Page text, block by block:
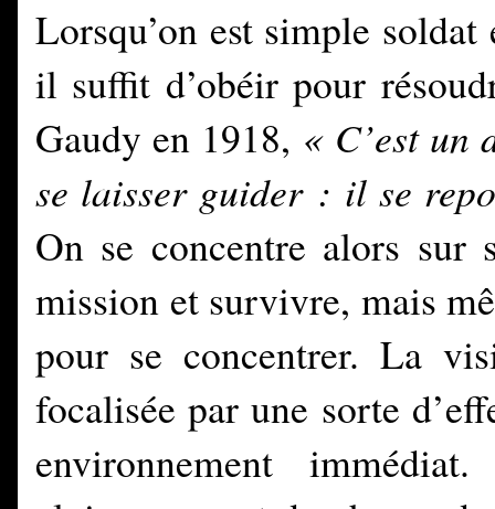
Lorsqu’on est simple
il suffit d’obéir pour
Gaudy en 1918, « C’est un
se laisser guider : il se
On se concentre alors sur
mission et survivre, mais
pour se concentrer. La
focalisée par une sorte
environnement